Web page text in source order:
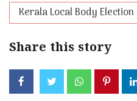
Kerala Local Body Election
Share this story